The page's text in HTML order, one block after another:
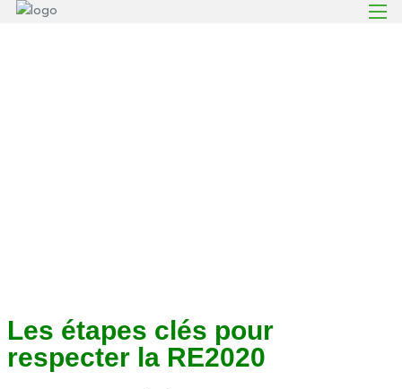
Les étapes clés pour
respecter la RE2020